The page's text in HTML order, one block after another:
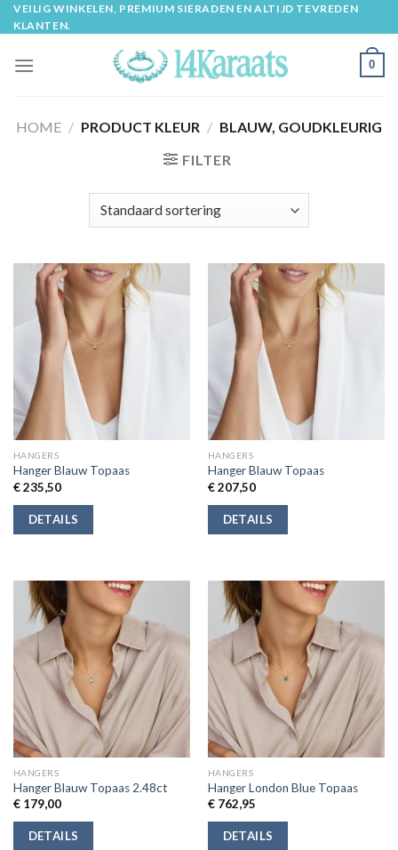
Skip
to
VEILIG WINKELEN, PREMIUM SIERADEN EN ALTIJD TEVREDEN
KLANTEN.
0
HOME / PRODUCT KLEUR / BLAUW, GOUDKLEURIG
FILTER
HANGERS
Hanger Blauw Topaas
€235,50
DETAILS
HANGERS
Hanger Blauw Topaas
€207,50
DETAILS
HANGERS
Hanger Blauw Topaas 2.48ct
€179,00
DETAILS
HANGERS
Hanger London Blue Topaas
€762,95
DETAILS